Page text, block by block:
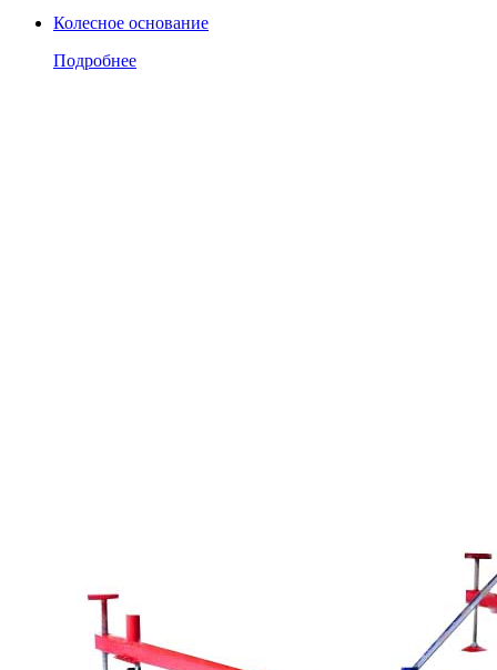
Колесное основание
Подробнее